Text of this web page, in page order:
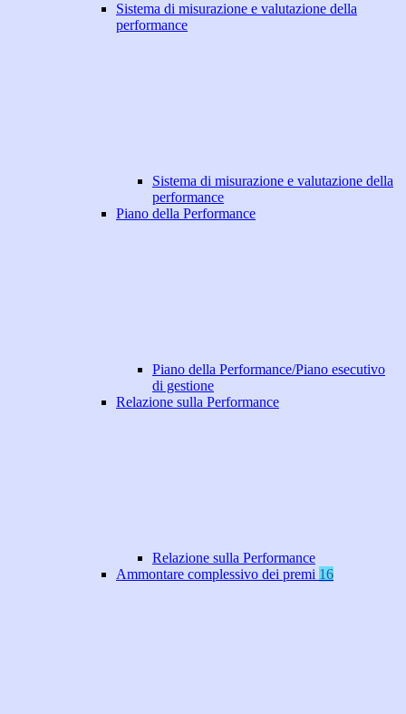
Sistema di misurazione e valutazione della
performance
Sistema di misurazione e valutazione della
performance
Piano della Performance
Piano della Performance/Piano esecutivo
di gestione
Relazione sulla Performance
Relazione sulla Performance
Ammontare complessivo dei premi 16